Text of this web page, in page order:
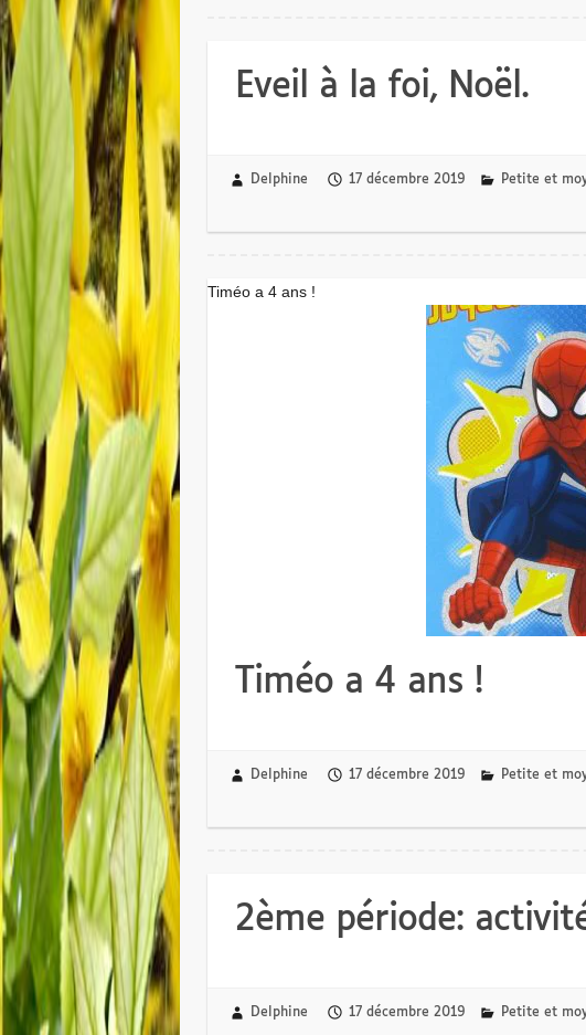
Eveil à la foi, Noël.
Delphine 17 décembre 2019 Petite et
Timéo a 4 ans !
Timéo a 4 ans !
Delphine 17 décembre 2019 Petite et
2ème période:
Delphine 17 décembre 2019 Petite et